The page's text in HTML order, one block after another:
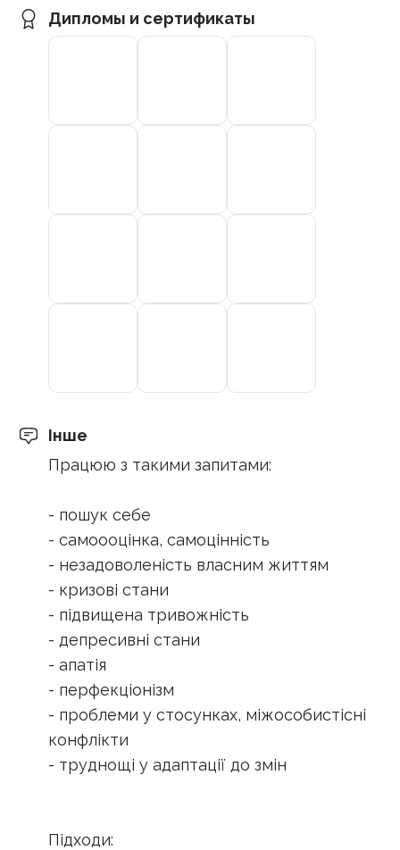
Дипломы и сертификаты
Інше
Працюю з такими запитами:
- пошук себе
- самоооцінка, самоцінність
- незадоволеність власним життям
- кризові стани
- підвищена тривожність
- депресивні стани
- апатія
- перфекціонізм
- проблеми у стосунках, міжособистісні
конфлікти
- труднощі у адаптації до змін
Підходи: